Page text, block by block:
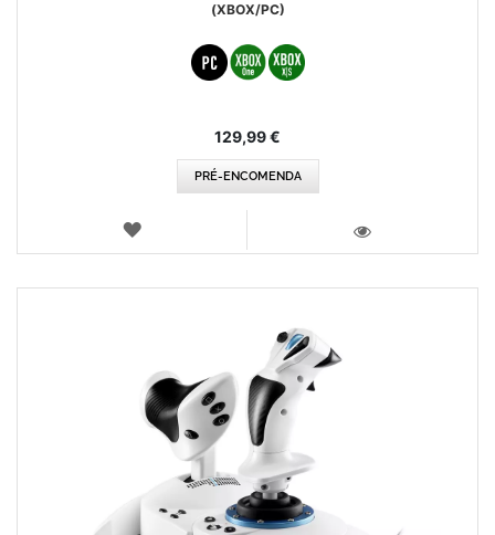
(XBOX/PC)
129,99 €
PRÉ-ENCOMENDA
LISTA